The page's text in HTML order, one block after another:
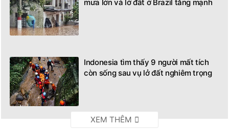
mưa lớn và lở đất ở Brazil tăng mạnh
Indonesia tìm thấy 9 người mất tích
còn sống sau vụ lở đất nghiêm trọng